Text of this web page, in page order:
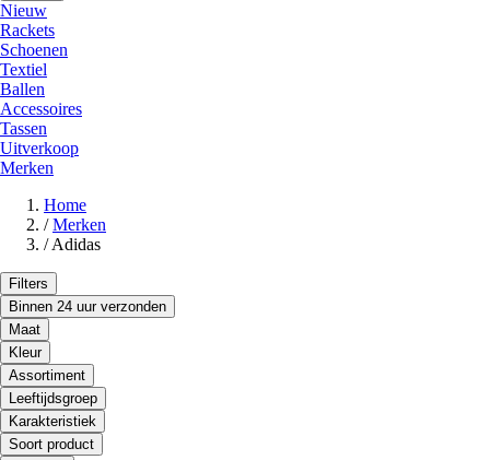
Nieuw
Rackets
Schoenen
Textiel
Ballen
Accessoires
Tassen
Uitverkoop
Merken
Home
/ Merken
/ Adidas
Filters
Binnen 24 uur verzonden
Maat
Kleur
Assortiment
Leeftijdsgroep
Karakteristiek
Soort product